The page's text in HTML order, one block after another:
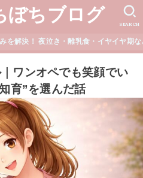
ぼちブログ
を解決！ 夜泣き・離乳食・イヤイヤ期
SEARCH
ワンオペでも笑顔でい
育”を選んだ話